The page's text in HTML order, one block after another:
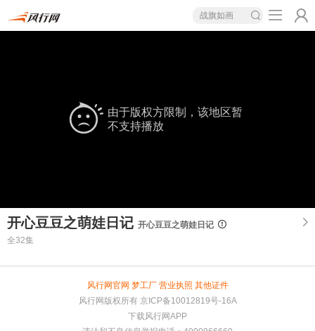
战旗如画
由于版权方限制，该地区暂
不支持播放
开心豆豆之萌娃日记 开心豆豆之萌娃日记
全32集
风行网官网 梦工厂 营业执照 其他证件
风行网版权所有 京ICP备10012819号-16A
下载风行网APP